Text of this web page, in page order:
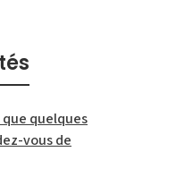
que quelques
vous de